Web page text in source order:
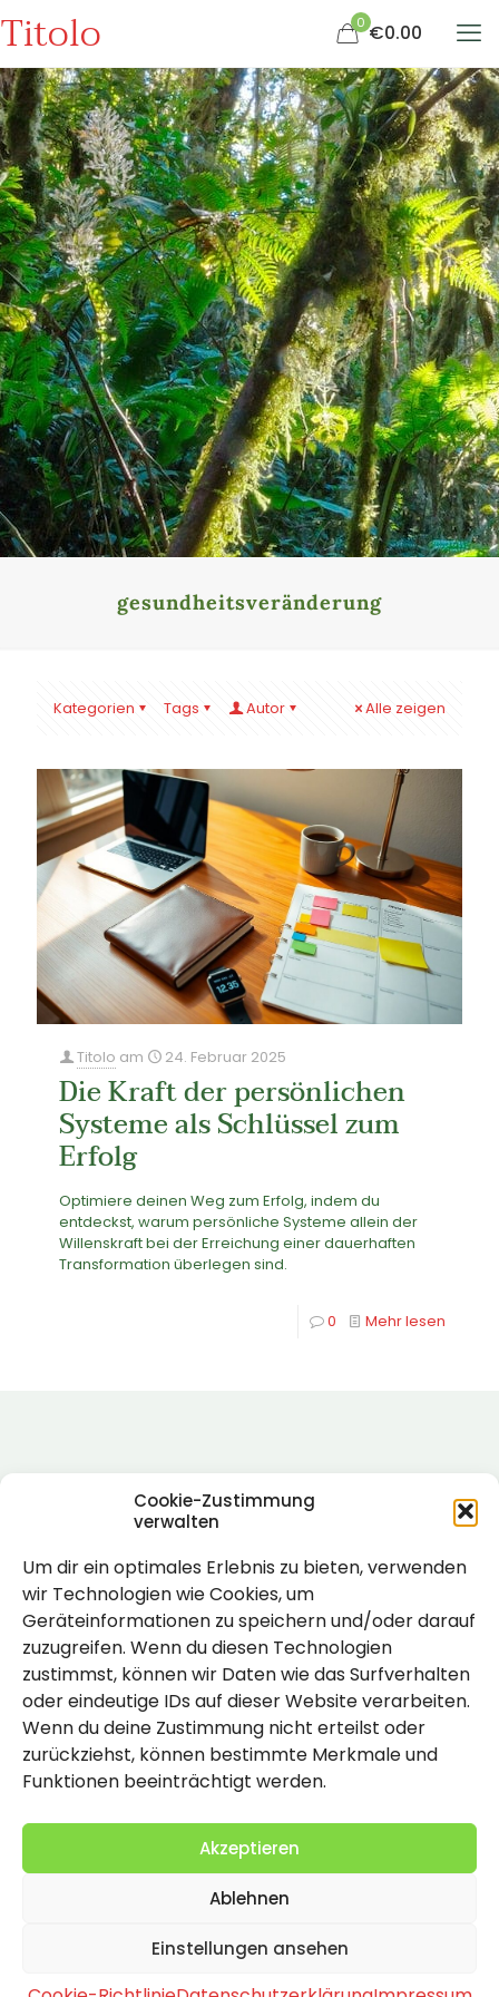
Cookie-Zustimmung
verwalten
Um dir ein optimales Erlebnis zu bieten, verwenden
wir Technologien wie Cookies, um
Geräteinformationen zu speichern und/oder darauf
zuzugreifen. Wenn du diesen Technologien
zustimmst, können wir Daten wie das Surfverhalten
oder eindeutige IDs auf dieser Website verarbeiten.
Wenn du deine Zustimmung nicht erteilst oder
zurückziehst, können bestimmte Merkmale und
Funktionen beeinträchtigt werden.
Akzeptieren
Ablehnen
Einstellungen ansehen
Titolo 0 €0.00
gesundheitsveränderung
Kategorien Tags Autor Alle zeigen
Titolo am 24. Februar 2025
Die Kraft der persönlichen
Systeme als Schlüssel zum
Erfolg
Optimiere deinen Weg zum Erfolg, indem du
entdeckst, warum persönliche Systeme allein der
Willenskraft bei der Erreichung einer dauerhaften
Transformation überlegen sind.
0 Mehr lesen
Rechtlich
Impressum
Datenschutzerklärung
Cookie-Richtlinie (EU)